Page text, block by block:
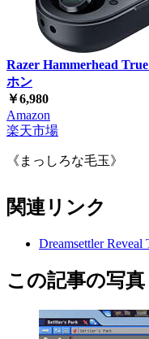
Razer Hammerhead
ホン
￥6,980
Amazon
楽天市場
《まっしろな毛玉》
関連リンク
Dreamsettler Reveal
この記事の写真